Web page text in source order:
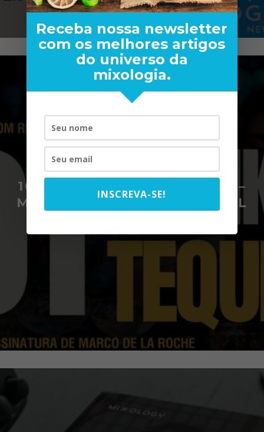
101 DRINKS COM TEQUILA –
MUITO ALÉM DO SHOT, SAL
Receba nossa newsletter
com os melhores artigos
do universo da
mixologia.
INSCREVA-SE!